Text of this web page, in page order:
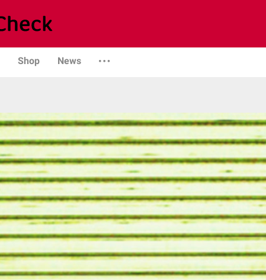
Shop News